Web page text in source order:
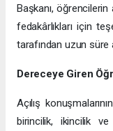
Başkanı,
fedakârlıkları için
tarafından uzun süre
Dereceye Giren
Açılış
birincilik, ikincilik ve